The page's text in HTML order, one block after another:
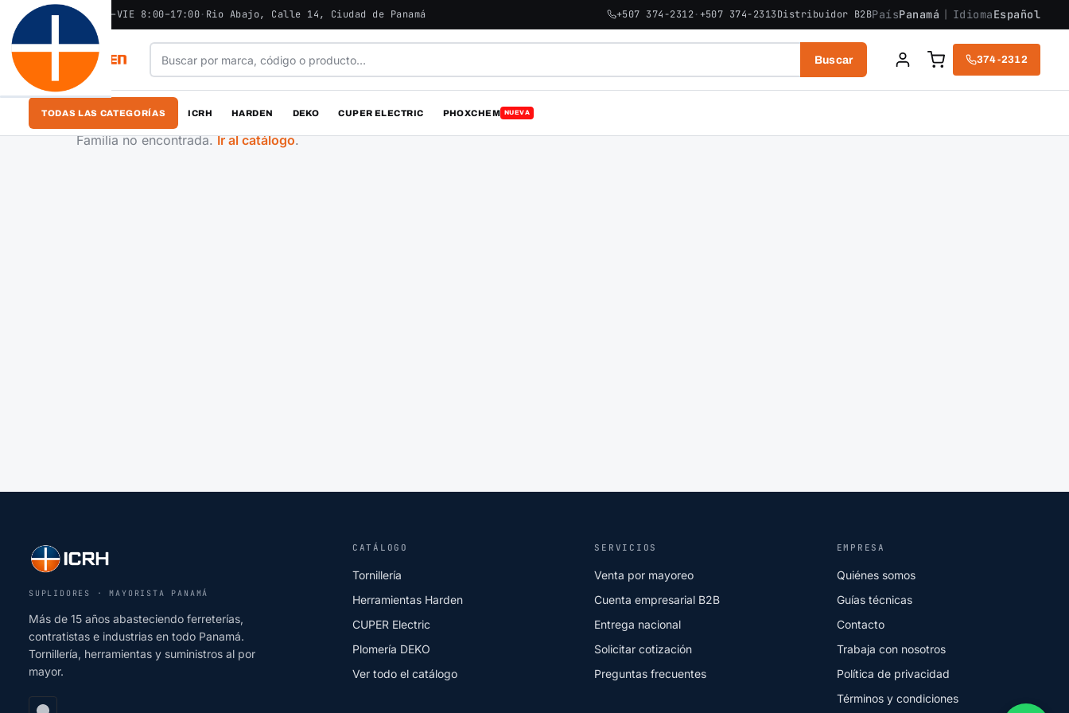
ABIERTO - LUN–VIE 8:00–17:00· Rio Abajo, Calle 14, Ciudad de Panamá +507 374-2312· +507 374-2313Distribuidor B2BPaísPanamá | IdiomaEspañol
Buscar 374-2312
TODAS LAS CATEGORÍAS ICRH HARDEN DEKO CUPER ELECTRIC PHOXCHEM NUEVA
Familia no encontrada.Ir al catálogo.
SUPLIDORES · MAYORISTA PANAMÁ
Más de 15 años abasteciendo ferreterías,
contratistas e industrias en todo Panamá.
Tornillería, herramientas y suministros al por
mayor.
CATÁLOGO
Tornillería
Herramientas Harden
CUPER Electric
Plomería DEKO
Ver todo el catálogo
SERVICIOS
Venta por mayoreo
Cuenta empresarial B2B
Entrega nacional
Solicitar cotización
Preguntas frecuentes
EMPRESA
Quiénes somos
Guías técnicas
Contacto
Trabaja con nosotros
Política de privacidad
Términos y condiciones